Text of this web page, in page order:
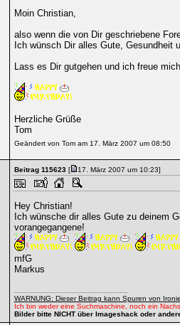
Moin Christian,
also wenn die von Dir geschriebene
Ich wünsch Dir alles Gute,
Lass es Dir gutgehen und ich freue
Herzliche Grüße
Tom
Geändert von Tom am 17. März 2007 um 08:50
Beitrag 115623[ 17. März 2007 um 10:23]
Hey Christian!
Ich wünsche dir alles Gute zu deinem
vorangegangene!
mfG
Markus
WARNUNG: Dieser Beitrag kann Spuren von
Ich bin weder eine Suchmaschine, noch ein
Bilder bitte NICHT über Imageshack oder